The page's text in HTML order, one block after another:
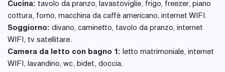
Cucina: tavolo da pranzo, lavastoviglie, frigo, freezer, piano
cottura, forno, macchina da caffè americano, internet WIFI.
Soggiorno: divano, caminetto, tavolo da pranzo, internet
WIFI, tv satellitare.
Camera da letto con bagno 1: letto matrimoniale, internet
WIFI, lavandino, wc, bidet, doccia.